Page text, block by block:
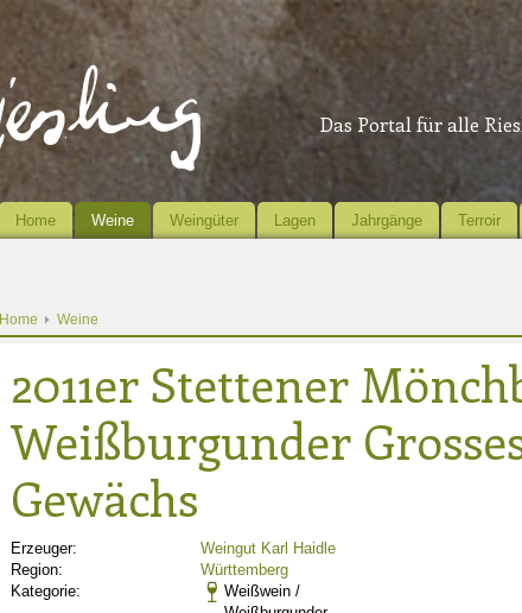
Das Portal für alle
Home Weine Weingüter Lagen Jahrgänge Terroir
Home Weine
2011er Stettener
Weißburgunder
Gewächs
Erzeuger:
Weingut Karl Haidle
Region:
Württemberg
Kategorie:
Weißwein /